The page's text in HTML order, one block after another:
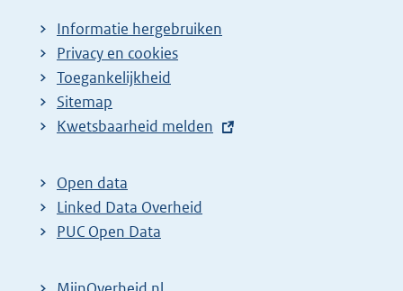
Informatie hergebruiken
Privacy en cookies
Toegankelijkheid
Sitemap
E
t
e
r
Kwetsbaarheid melden
Open data
Linked Data Overheid
PUC Open Data